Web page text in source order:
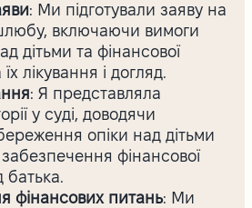
: Ми підготували заяву на
включаючи вимоги
дітьми та фінансової
лікування і догляд.
: Я представляла
у суді, доводячи
опіки над дітьми
забезпечення фінансової
батька.
фінансових питань: Ми